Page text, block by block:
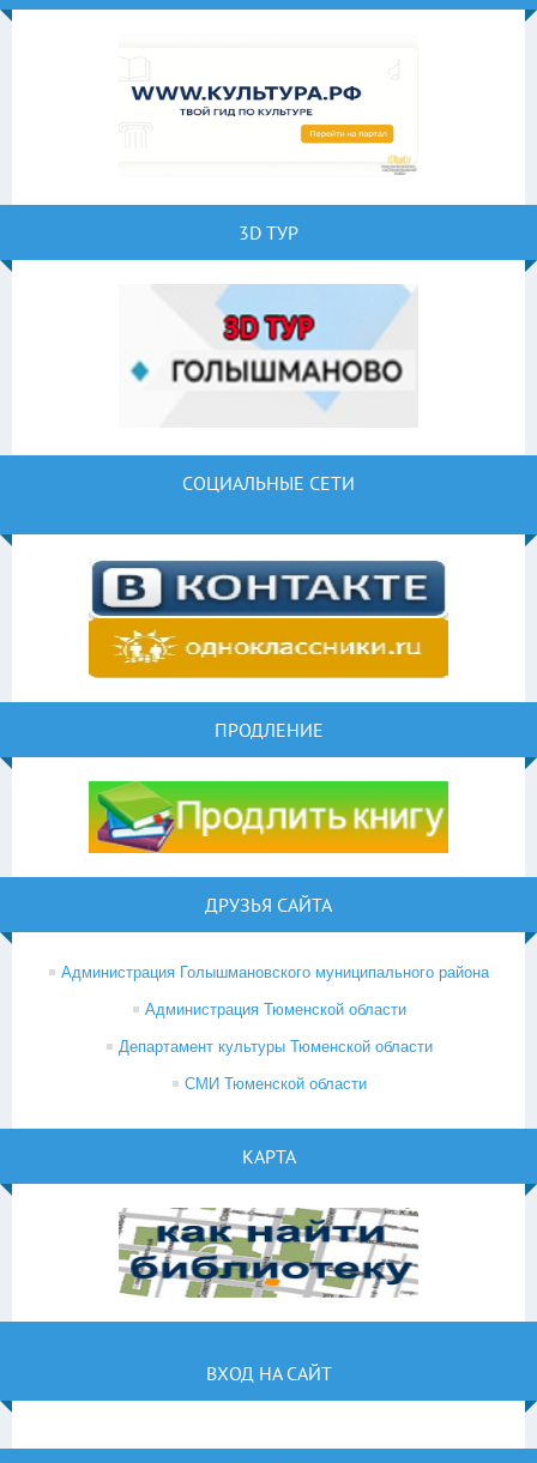
3D ТУР
СОЦИАЛЬНЫЕ СЕТИ
ПРОДЛЕНИЕ
ДРУЗЬЯ САЙТА
Администрация Голышмановского муниципального района
Администрация Тюменской области
Департамент культуры Тюменской области
СМИ Тюменской области
КАРТА
ВХОД НА САЙТ